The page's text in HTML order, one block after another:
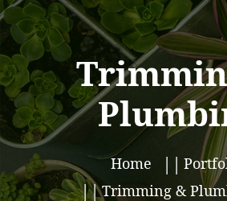
Home
Trimming &